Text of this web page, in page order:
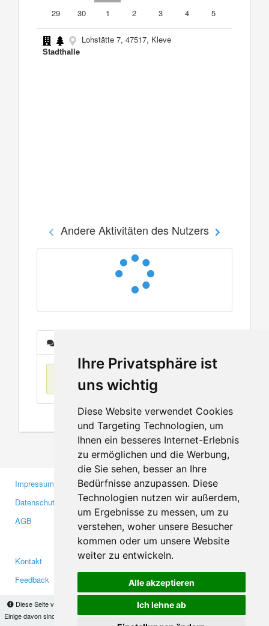
Ihre Privatsphäre ist
uns wichtig
Diese Website verwendet Cookies
und Targeting Technologien, um
Ihnen ein besseres Internet-Erlebnis
zu ermöglichen und die Werbung,
die Sie sehen, besser an Ihre
Bedürfnisse anzupassen. Diese
Technologien nutzen wir außerdem,
um Ergebnisse zu messen, um zu
verstehen, woher unsere Besucher
kommen oder um unsere Website
weiter zu entwickeln.
Alle akzeptieren
Ich lehne ab
Diese Seite verwendet Cookies, um Informationen auf Ihrem Computer zu speichern.
Einige davon sind notwendig, damit unsere Seite funktioniert, andere helfen uns dabei, das
29
30 1 2 3 4 5
Lohstätte 7, 47517, Kleve
Stadthalle
Andere Aktivitäten des Nutzers
Keine Einträge
Impressum
Datenschutzerklärung
AGB
Gewerbetreibende
Investoren
Medien
Kontakt
Feedback
Facebook
Twitter
YouTube
Google+